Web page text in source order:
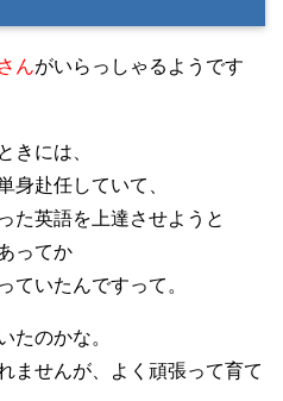
んがいらっしゃるようです
きには、
身赴任していて、
た英語を上達させようと
ってか
ていたんですって。
たのかな。
ませんが、よく頑張って育て